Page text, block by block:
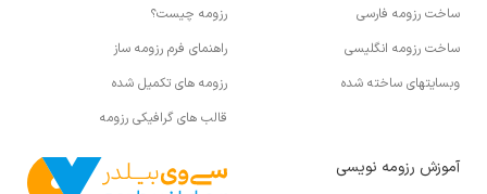
ساخت رزومه فارسی
ساخت رزومه انگلیسی
وبسایتهای ساخته شده
رزومه چیست؟
راهنمای فرم رزومه ساز
رزومه های تکمیل شده
قالب های گرافیکی رزومه
آموزش رزومه نویسی